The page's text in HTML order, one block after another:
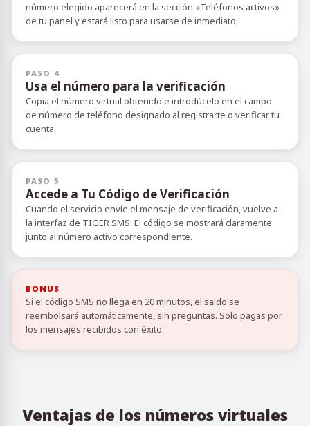
número elegido aparecerá en la sección «Teléfonos activos»
de tu panel y estará listo para usarse de inmediato.
PASO 4
Usa el número para la verificación
Copia el número virtual obtenido e introdúcelo en el campo
de número de teléfono designado al registrarte o verificar tu
cuenta.
PASO 5
Accede a Tu Código de Verificación
Cuando el servicio envíe el mensaje de verificación, vuelve a
la interfaz de TIGER SMS. El código se mostrará claramente
junto al número activo correspondiente.
BONUS
Si el código SMS no llega en 20 minutos, el saldo se
reembolsará automáticamente, sin preguntas. Solo pagas por
los mensajes recibidos con éxito.
Ventajas de los números virtuales